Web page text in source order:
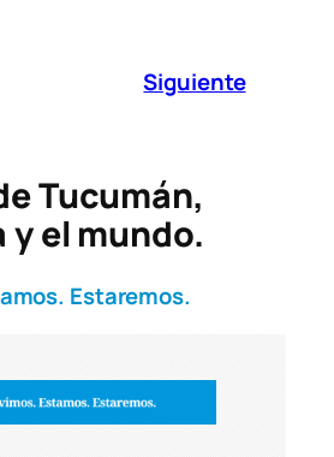
Siguiente
Tucumán,
el mundo.
Estaremos.